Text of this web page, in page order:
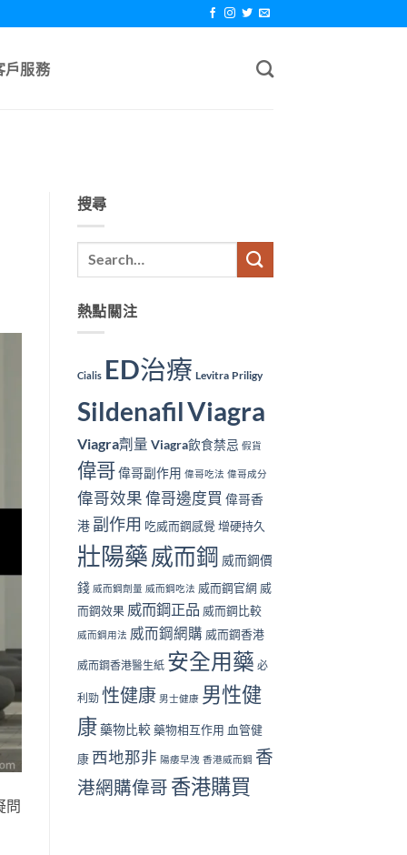
戶服務
問
搜尋
熱點關注
Cialis ED治療 Levitra Priligy
SildenafilViagra
Viagra劑量 Viagra飲食禁忌 假貨
偉哥 偉哥副作用 偉哥吃法 偉哥成分
偉哥效果偉哥邊度買 偉哥香
港 副作用 吃威而鋼感覺 增硬持久
壯陽藥 威而鋼 威而鋼價
錢 威而鋼劑量 威而鋼吃法 威而鋼官網 威
而鋼效果 威而鋼正品 威而鋼比較
威而鋼用法 威而鋼網購 威而鋼香港
威而鋼香港醫生紙 安全用藥 必
利勁 性健康 男士健康 男性健
康 藥物比較 藥物相互作用 血管健
康 西地那非 陽痿早洩 香港威而鋼 香
港網購偉哥 香港購買